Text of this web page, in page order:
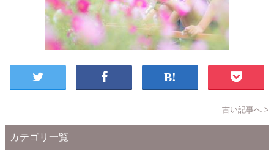
古い記事へ >
カテゴリ一覧